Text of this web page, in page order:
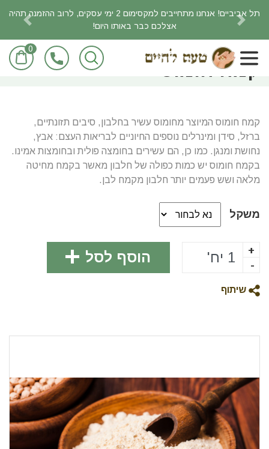
תל אביביים! אנחנו מתחייבים למקסימום 2 ימי עסקים, לרוב ההזמנה תהיה
אצלכם כבר באותו היום!
Next
0 ראשי חומרי בישול ואפיה
קמח חומוס
קמח חומוס המיוצר מחומוס עשיר בחלבון, סיבים תזונתיים,
ברזל, סידן ומינרלים נוספים החיוניים לבריאות העצם: אבץ,
נחושת ומנגן. כמו כן, הם עשירים בחומצה פולית ובחומצות אמינו.
בקמח חומוס יש כמות כפולה של חלבון מאשר בקמח מחיטה
מלאה ושש פעמים יותר חלבון מקמח לבן.
משקל
+
-
הוסף לסל
שיתוף